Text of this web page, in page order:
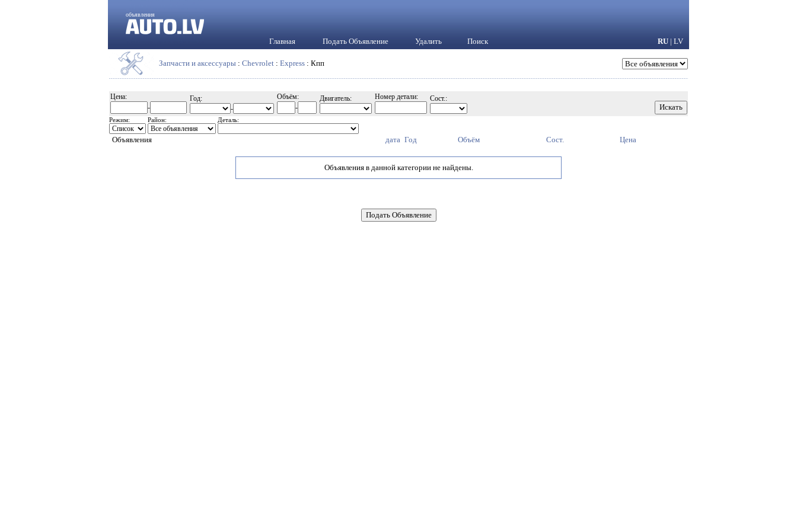
объявления
Главная Подать Объявление Удалить Поиск RU | LV
Запчасти и аксессуары : Chevrolet : Express : Кпп
Цена:
-
Год:
-
Объём:
-
Двигатель: Номер детали: Сост.:
Режим: Район: Деталь:
Объявления дата Год Объём Сост. Цена
Объявления в данной категории не найдены.